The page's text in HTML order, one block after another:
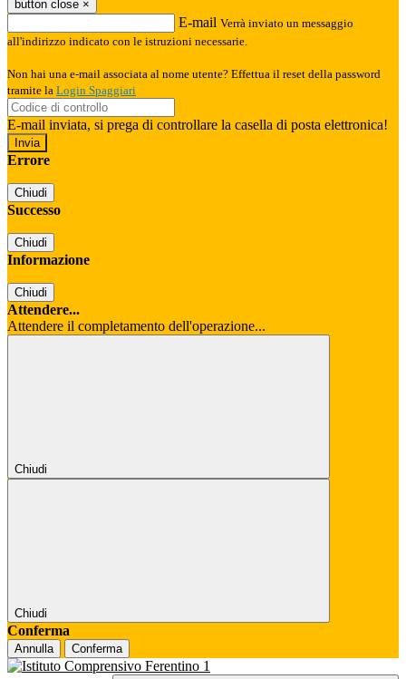
button close ×
E-mail Verrà inviato un messaggio
all'indirizzo indicato con le istruzioni necessarie.
Non hai una e-mail associata al nome utente? Effettua il reset della password
tramite la Login Spaggiari
E-mail inviata, si prega di controllare la casella di posta elettronica!
Errore
Chiudi
Successo
Chiudi
Informazione
Chiudi
Attendere...
Attendere il completamento dell'operazione...
Chiudi
Chiudi
Conferma
Annulla Conferma